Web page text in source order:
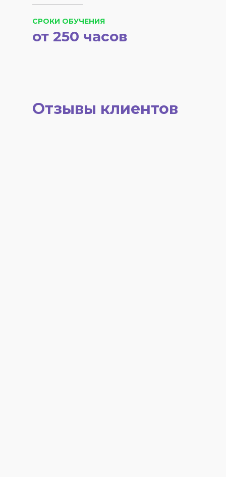
СРОКИ ОБУЧЕНИЯ
от 250 часов
Отзывы клиентов